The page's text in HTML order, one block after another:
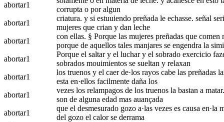
abortar1
corrupta o por algun
abortar1
criatura. y si estuuiendo preñada le echasse. señal
mujeres que crian y dan leche
abortar1
con ellas. § Porque las mujeres preñadas que
porque de aquellos tales manjares se engendra la
abortar1
Porque el saltar y el luchar y el sobrado exercicio
sobrados mouimientos se sueltan y relaxan
abortar1
los truenos y el caer de·los rayos cabe las preñadas
esta en·ellos facilmente daña los
abortar1
vezes los relampagos de los truenos la bastan a
son de alguna edad mas auançada
abortar1
que el desmesurado gozo a·las vezes es causa
del gozo el calor se derrama